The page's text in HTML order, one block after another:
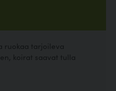
ruokaa tarjoileva
koirat saavat tulla